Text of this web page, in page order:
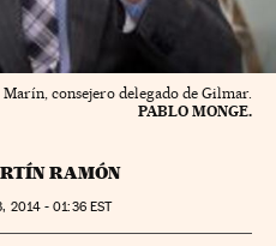
Marín, consejero delegado de Gilmar.
PABLO MONGE.
RAMÓN
2014 - 01:36EST